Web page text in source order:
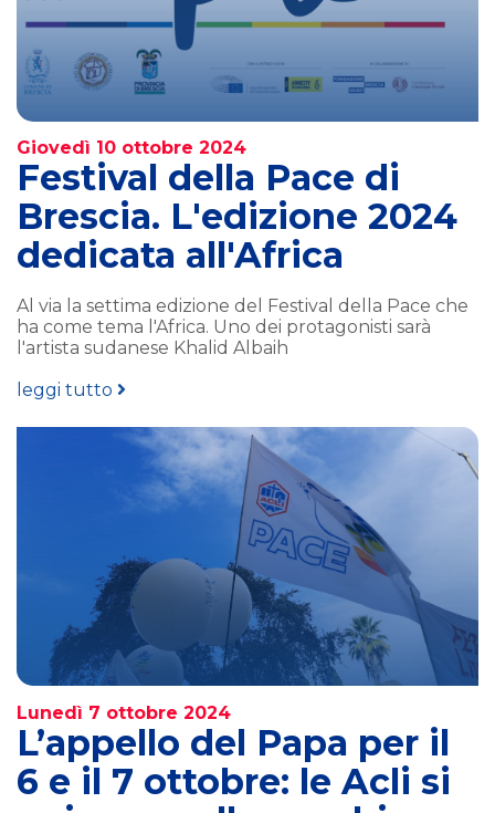
Giovedì 10 ottobre 2024
Festival della Pace di
Brescia. L'edizione 2024
dedicata all'Africa
Al via la settima edizione del Festival della Pace che
ha come tema l'Africa. Uno dei protagonisti sarà
l'artista sudanese Khalid Albaih
leggi tutto
Lunedì 7 ottobre 2024
L’appello del Papa per il
6 e il 7 ottobre: le Acli si